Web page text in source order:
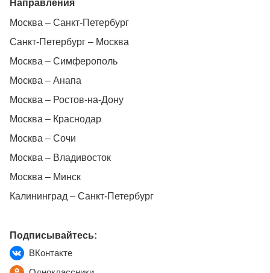
Направления
Москва – Санкт-Петербург
Санкт-Петербург – Москва
Москва – Симферополь
Москва – Анапа
Москва – Ростов-на-Дону
Москва – Краснодар
Москва – Сочи
Москва – Владивосток
Москва – Минск
Калининград – Санкт-Петербург
Подписывайтесь:
ВКонтакте